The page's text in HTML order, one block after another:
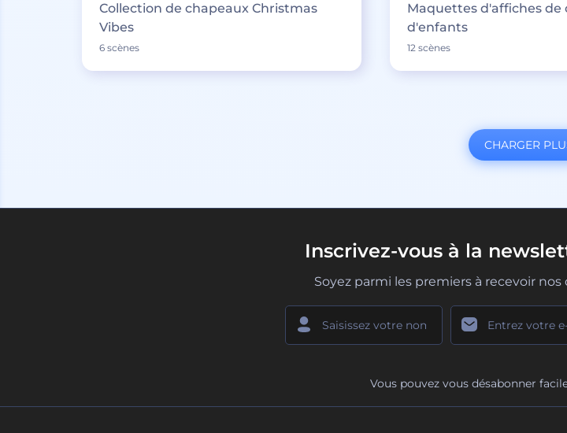
Collection de chapeaux Christmas
Vibes
6 scènes
Maquettes d'affiches de
d'enfants
12 scènes
CHARGER
Inscrivez-vous à la
Soyez parmi les premiers à recevoir
Vous pouvez vous désabonner